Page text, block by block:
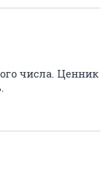
числа. Ценник